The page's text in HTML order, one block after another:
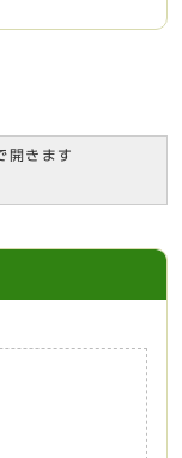
開きます